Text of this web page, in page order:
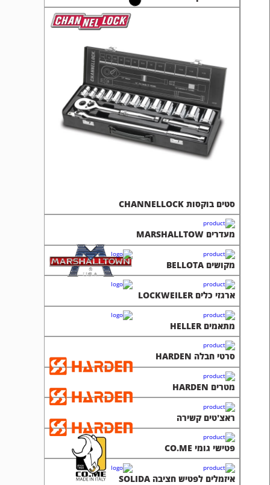
סטים בוקסות CHANNELLOCK
מעדרים MARSHALLTOW
מקושים BELLOTA
ארגזי כלים LOCKWEILER
מתאמים HELLER
סרטי חבלה HARDEN
מטרים HARDEN
ראצ'טים קשירה
פטישי גומי CO.ME
איזמלים לפטיש חציבה SOLIDA